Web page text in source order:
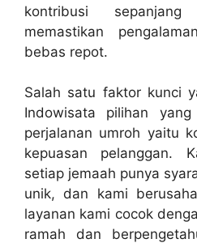
kontribusi
memastikan
bebas repot.
Salah satu faktor kunci
Indowisata pilihan
perjalanan umroh yaitu
kepuasan pelanggan.
setiap jemaah punya
unik, dan kami
layanan kami cocok
ramah dan